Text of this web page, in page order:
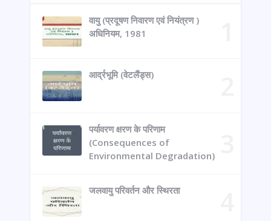
वायु (प्रदूषण निवारण एवं नियंत्रण )
अधिनियम, 1981
आर्द्रभूमि (वेटलैंड्स)
पर्यावरण क्षरण के परिणाम
(Consequences of
Environmental Degradation)
जलवायु परिवर्तन और स्थिरता